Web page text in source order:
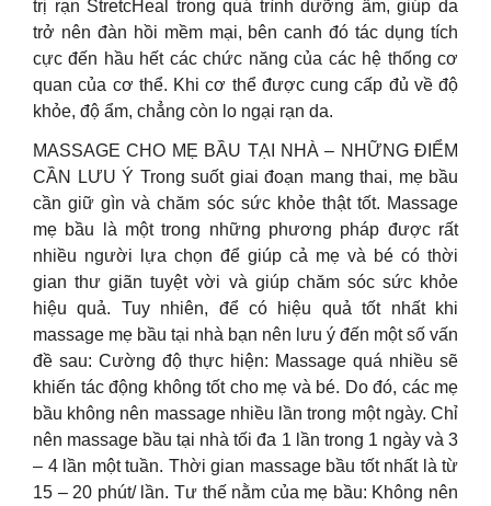
trị rạn StretcHeal trong quá trình dưỡng ẩm, giúp da
trở nên đàn hồi mềm mại, bên canh đó tác dụng tích
cực đến hầu hết các chức năng của các hệ thống cơ
quan của cơ thể. Khi cơ thể được cung cấp đủ về độ
khỏe, độ ẩm, chẳng còn lo ngại rạn da.
MASSAGE CHO MẸ BẦU TẠI NHÀ – NHỮNG ĐIỂM
CẦN LƯU Ý Trong suốt giai đoạn mang thai, mẹ bầu
cần giữ gìn và chăm sóc sức khỏe thật tốt. Massage
mẹ bầu là một trong những phương pháp được rất
nhiều người lựa chọn để giúp cả mẹ và bé có thời
gian thư giãn tuyệt vời và giúp chăm sóc sức khỏe
hiệu quả. Tuy nhiên, để có hiệu quả tốt nhất khi
massage mẹ bầu tại nhà bạn nên lưu ý đến một số vấn
đề sau: Cường độ thực hiện: Massage quá nhiều sẽ
khiến tác động không tốt cho mẹ và bé. Do đó, các mẹ
bầu không nên massage nhiều lần trong một ngày. Chỉ
nên massage bầu tại nhà tối đa 1 lần trong 1 ngày và 3
– 4 lần một tuần. Thời gian massage bầu tốt nhất là từ
15 – 20 phút/ lần. Tư thế nằm của mẹ bầu: Không nên